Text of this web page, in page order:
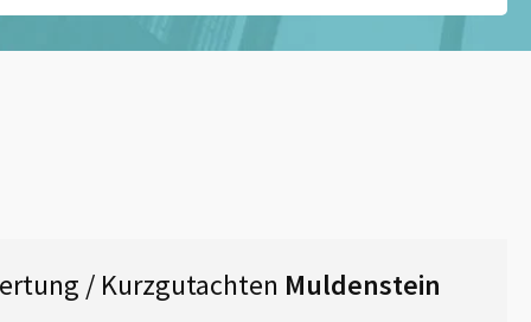
/ Kurzgutachten Muldenstein